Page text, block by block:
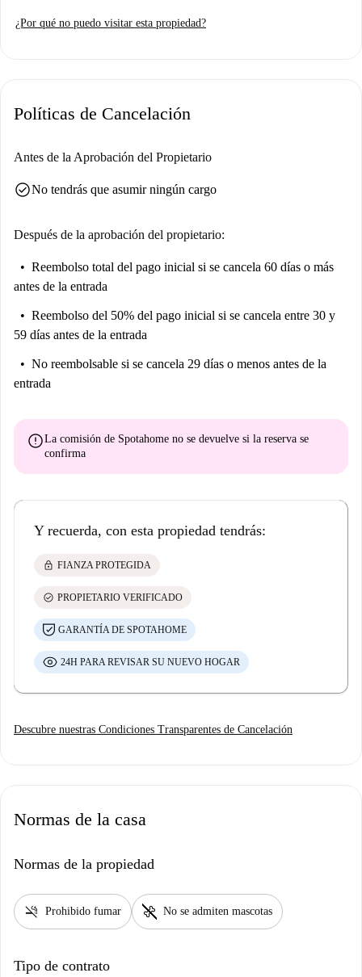
¿Por qué no puedo visitar esta propiedad?
Políticas de Cancelación
Antes de la Aprobación del Propietario
check_circleNo tendrás que asumir ningún cargo
Después de la aprobación del propietario:
Reembolso total del pago inicial si se cancela 60 días o más
antes de la entrada
Reembolso del 50% del pago inicial si se cancela entre 30 y
59 días antes de la entrada
No reembolsable si se cancela 29 días o menos antes de la
entrada
errorLa comisión de Spotahome no se devuelve si la reserva se
confirma
Y recuerda, con esta propiedad tendrás:
lock FIANZA PROTEGIDA
check_circle PROPIETARIO VERIFICADO
GARANTÍA DE SPOTAHOME
24H PARA REVISAR SU NUEVO HOGAR
Descubre nuestras Condiciones Transparentes de Cancelación
Normas de la casa
Normas de la propiedad
smoke_free Prohibido fumar pet_supplies No se admiten mascotas
Tipo de contrato